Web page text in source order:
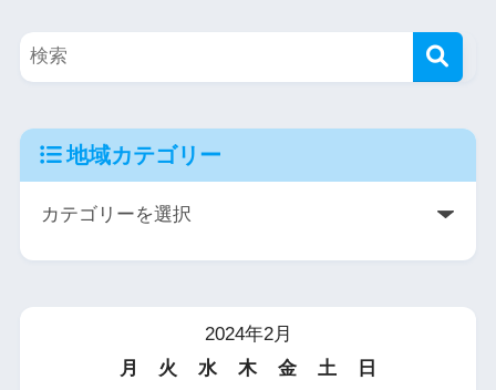
地域カテゴリー
2024年2月
月
火 水 木 金 土 日